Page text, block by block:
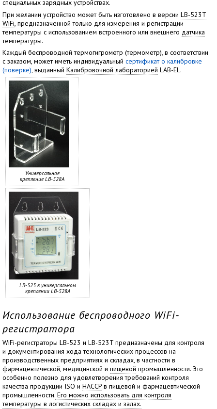
специальных зарядных устройствах.
При желании устройство может быть изготовлено в версии LB-523T
WiFi , предназначенной только для измерения и регистрации
температуры с использованием встроенного или внешнего датчика
температуры.
Каждый беспроводной термогигрометр (термометр), в соответствии
с заказом, может иметь индивидуальный сертификат о калибровке
(поверке), выданный Калибровочной лабораторией LAB-EL.
Универсальное
крепление LB-528A
LB-523 в универсальном
креплении LB-528A
Использование беспроводного WiFi-
регистратора
WiFi-регистраторы LB-523 и LB-523T предназначены для контроля
и документирования хода технологических процессов на
производственных предприятиях и складах, в частности в
фармацевтической, медицинской и пищевой промышленности. Это
особенно полезно для удовлетворения требований контроля
качества продукции ISO и HACCP в пищевой и фармацевтической
промышленности. Его можно использовать для контроля
температуры в логистических складах и залах.